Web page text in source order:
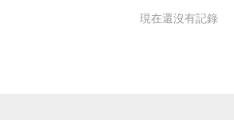
現在還沒有記錄